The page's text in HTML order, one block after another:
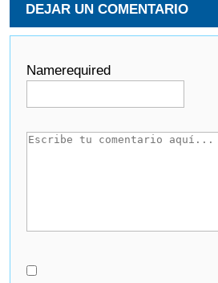
DEJAR UN COMENTARIO
Namerequired